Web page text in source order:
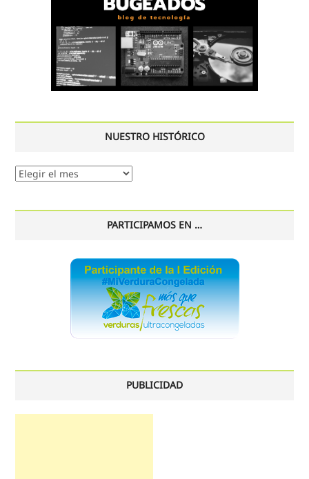
NUESTRO HISTÓRICO
Nuestro
PARTICIPAMOS EN …
PUBLICIDAD